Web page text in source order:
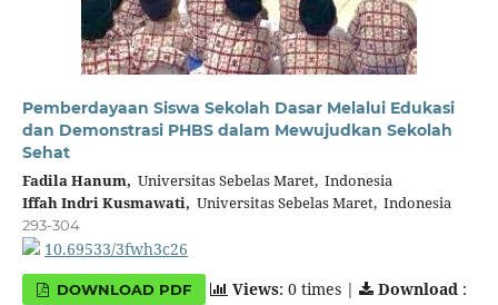
Pemberdayaan Siswa Sekolah Dasar Melalui Edukasi
dan Demonstrasi PHBS dalam Mewujudkan Sekolah
Sehat
Fadila Hanum, Universitas Sebelas Maret, Indonesia
Iffah Indri Kusmawati, Universitas Sebelas Maret, Indonesia
293-304
10.69533/3fwh3c26
DOWNLOAD PDF Views: 0 times | Download :